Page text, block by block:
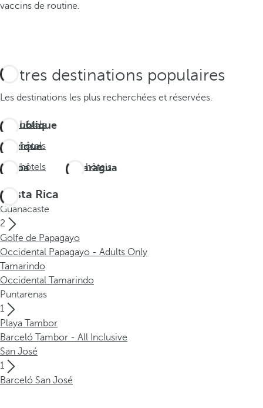
vaccins de routine.
Autres destinations populaires
Les destinations les plus recherchées et réservées.
République
dominicaine
Voir hôtels
Mexique
Voir hôtels
Aruba
Voir hôtels Nicaragua
Voir hôtels
Costa Rica
Guanacaste
2
Golfe de Papagayo
Occidental Papagayo - Adults Only
Tamarindo
Occidental Tamarindo
Puntarenas
1
Playa Tambor
Barceló Tambor - All Inclusive
San José
1
Barceló San José